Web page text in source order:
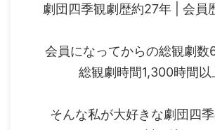
劇団四季観劇歴約27年 | 会員
会員になってからの総観劇数
総観劇時間1,300時間以
そんな私が大好きな劇団四